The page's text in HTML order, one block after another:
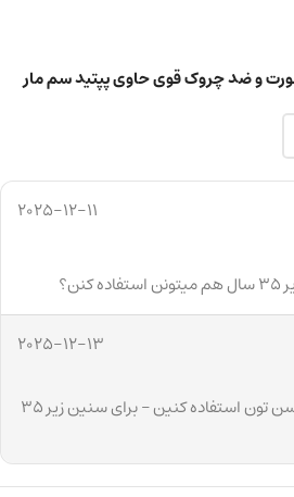
و ضد چروک قوی حاوی پپتید سم مار
2025-12-11
2025-12-13
بهتره ک محصولات مناسب سن تون استفاده کنین – برای سنین زیر ۳۵